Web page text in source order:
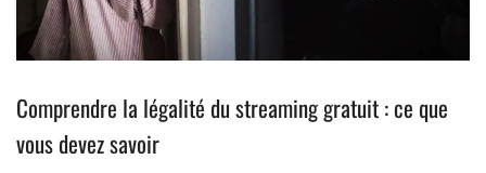
Comprendre la légalité du streaming gratuit : ce que
vous devez savoir